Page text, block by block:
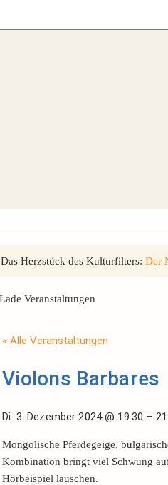
Das Herzstück des Kulturfilters: Der
« Alle Veranstaltungen
Violons Barbares
Di. 3. Dezember 2024@ 19:30 –
Mongolische Pferdegeige,
Kombination bringt viel Schwung
Hörbeispiel lauschen.